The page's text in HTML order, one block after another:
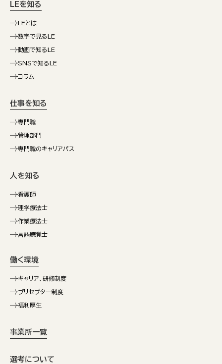
LEを知る
LEとは
数字で見るLE
動画で知るLE
SNSで知るLE
コラム
仕事を知る
専門職
管理部門
専門職のキャリアパス
人を知る
看護師
理学療法士
作業療法士
言語聴覚士
働く環境
キャリア、研修制度
プリセプター制度
福利厚生
事業所一覧
選考について